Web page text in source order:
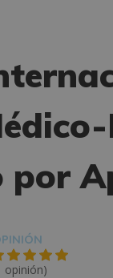
por
opinión)